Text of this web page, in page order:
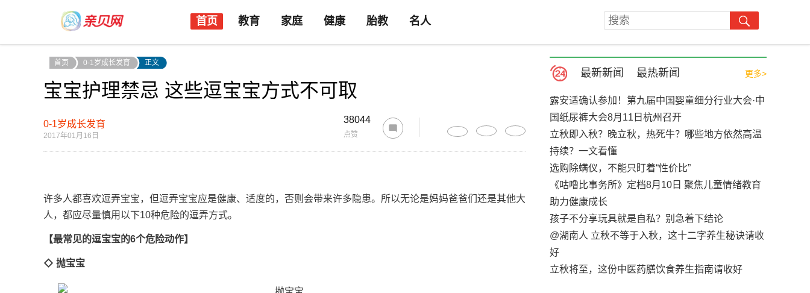
首页 教育 家庭 健康 胎教 名人
首页 0-1岁成长发育 正文
宝宝护理禁忌 这些逗宝宝方式不可取
0-1岁成长发育
2017年01月16日
38044
点赞
许多人都喜欢逗弄宝宝，但逗弄宝宝应是健康、适度的，否则会带来许多隐患。所以无论是妈妈爸爸们还是其他大
人，都应尽量慎用以下10种危险的逗弄方式。
【最常见的逗宝宝的6个危险动作】
◇ 抛宝宝
最新新闻 最热新闻 更多>
露安适确认参加！第九届中国婴童细分行业大会·中
国纸尿裤大会8月11日杭州召开
立秋即入秋？晚立秋，热死牛？哪些地方依然高温
持续？一文看懂
选购除螨仪，不能只盯着“性价比”
《咕噜比事务所》定档8月10日 聚焦儿童情绪教育
助力健康成长
孩子不分享玩具就是自私？别急着下结论
@湖南人 立秋不等于入秋，这十二字养生秘诀请收
好
立秋将至，这份中医药膳饮食养生指南请收好